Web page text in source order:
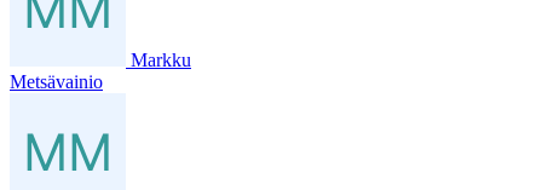
Markku
Metsävainio